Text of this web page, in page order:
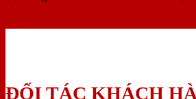
ĐỐI TÁC KHÁCH